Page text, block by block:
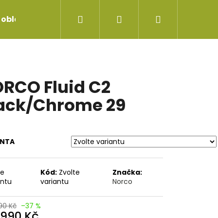
Servis jízdních kol Repase
Přihlášení
Fluid C2
Chrome 29
Kód: Zvolte
variantu
Značka:
Norco
Kč –37 %
BRÝLE RETRO